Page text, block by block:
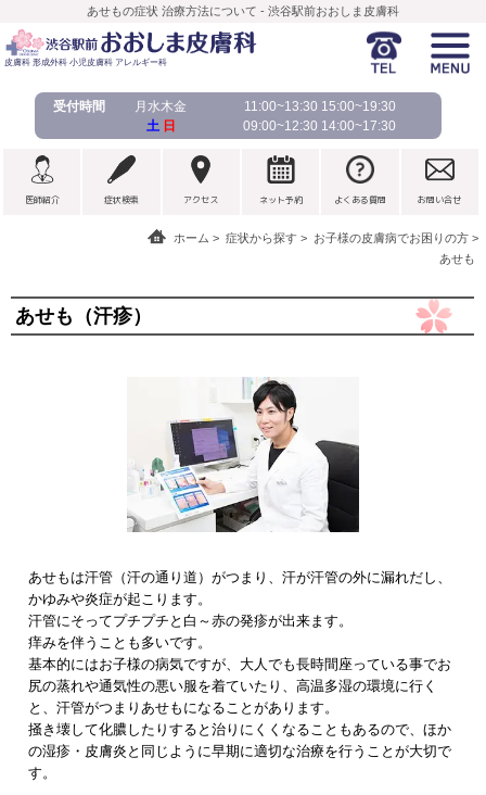
あせもの症状 治療方法について - 渋谷駅前おおしま皮膚科
皮膚科 形成外科 小児皮膚科 アレルギー科
受付時間
月水木金
土 日
11:00~13:30 15:00~19:30
09:00~12:30 14:00~17:30
医師紹介 症状検索 アクセス ネット予約 よくある質問 お問い合せ
ホーム 症状から探す
お子様の皮膚病でお困りの方
あせも
あせも（汗疹）
あせもは汗管（汗の通り道）がつまり、汗が汗管の外に漏れだし、
かゆみや炎症が起こります。
汗管にそってプチプチと白～赤の発疹が出来ます。
痒みを伴うことも多いです。
基本的にはお子様の病気ですが、大人でも長時間座っている事でお
尻の蒸れや通気性の悪い服を着ていたり、高温多湿の環境に行く
と、汗管がつまりあせもになることがあります。
掻き壊して化膿したりすると治りにくくなることもあるので、ほか
の湿疹・皮膚炎と同じように早期に適切な治療を行うことが大切で
す。